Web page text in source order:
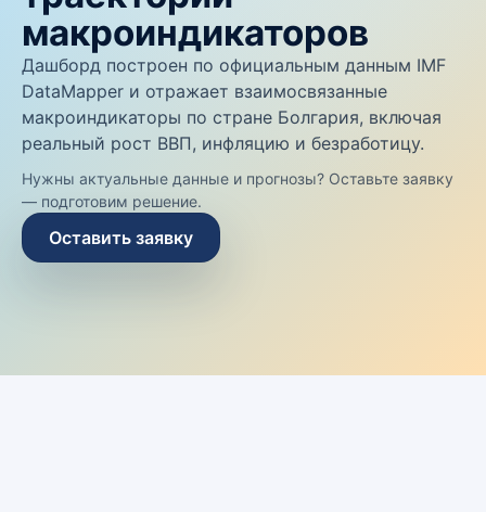
макроиндикаторов
Дашборд построен по официальным данным IMF
DataMapper и отражает взаимосвязанные
макроиндикаторы по стране Болгария, включая
реальный рост ВВП, инфляцию и безработицу.
Нужны актуальные данные и прогнозы? Оставьте заявку
— подготовим решение.
Оставить заявку